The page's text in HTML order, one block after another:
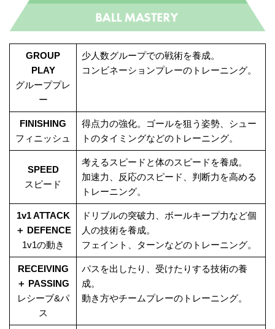
GROUP
PLAY
グループプレ
ー
少人数グループでの戦術を養成。
コンビネーションプレーのトレーニング。
FINISHING
フィニッシュ
得点力の強化。ゴールを狙う姿勢、シュー
トのタイミングなどのトレーニング。
SPEED
スピード
考えるスピードと体のスピードを養成。
加速力、反応のスピード、判断力を高める
トレーニング。
1v1 ATTACK
＋ DEFENCE
1v1の動き
ドリブルの突破力、ボールキープ力など個
人の技術を養成。
フェイント、ターンなどのトレーニング。
RECEIVING
＋ PASSING
レシーブ&パ
ス
パスを出したり、受けたりする技術の養
成。
動き方やチームプレーのトレーニング。